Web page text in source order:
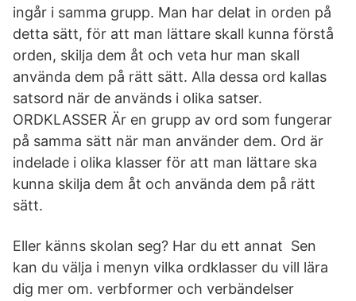
ingår i samma grupp. Man har delat in orden på
detta sätt, för att man lättare skall kunna förstå
orden, skilja dem åt och veta hur man skall
använda dem på rätt sätt. Alla dessa ord kallas
satsord när de används i olika satser.
ORDKLASSER Är en grupp av ord som fungerar
på samma sätt när man använder dem. Ord är
indelade i olika klasser för att man lättare ska
kunna skilja dem åt och använda dem på rätt
sätt.
Eller känns skolan seg? Har du ett annat Sen
kan du välja i menyn vilka ordklasser du vill lära
dig mer om. verbformer och verbändelser